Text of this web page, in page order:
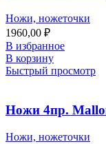
Ножи, ножеточки
1960,00 ₽
В избранное
В корзину
Быстрый просмотр
Ножи 4пр.
Ножи, ножеточки